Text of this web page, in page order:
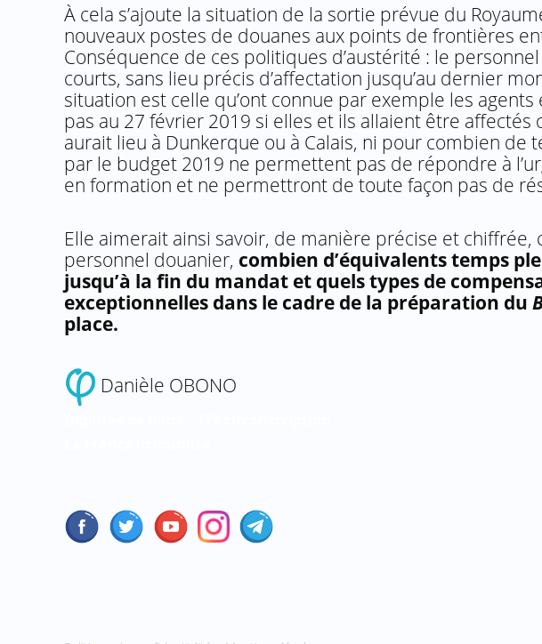
À cela s’ajoute la situation de la sortie prévue du
nouveaux postes de douanes aux points de frontières
Conséquence de ces politiques d’austérité : le
courts, sans lieu précis d’affectation jusqu’au dernier
situation est celle qu’ont connue par exemple les
pas au 27 février 2019 si elles et ils allaient être
aurait lieu à Dunkerque ou à Calais, ni pour combien de
par le budget 2019 ne permettent pas de répondre à
en formation et ne permettront de toute façon pas de
Elle aimerait ainsi savoir, de manière précise et
personnel douanier, combien d’équivalents temps
jusqu’à la fin du mandat et quels types de
exceptionnelles dans le cadre de la préparation du
place.
Danièle OBONO